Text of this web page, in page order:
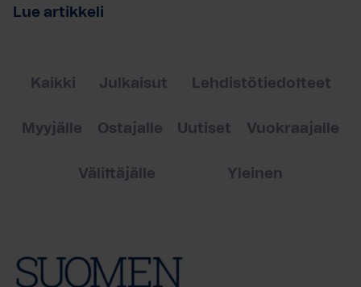
Lue artikkeli
Kaikki Julkaisut Lehdistötiedotteet
Myyjälle Ostajalle Uutiset Vuokraajalle
Välittäjälle Yleinen